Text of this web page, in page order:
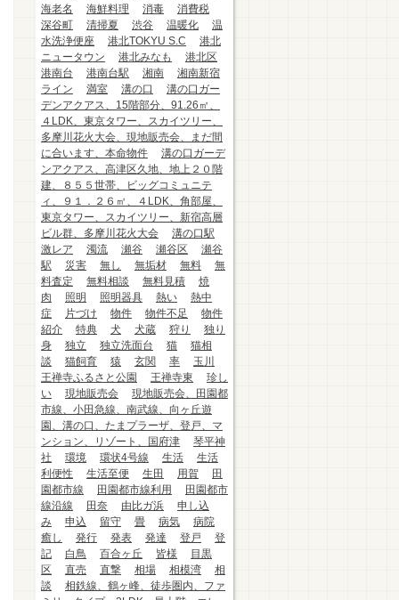
海老名
海鮮料理 消毒
消費税
深谷町
清掃夏 渋谷 温暖化
温
水洗浄便座
港北TOKYU S.C
港北
ニュータウン
港北みなも
港北区
港南台
港南台駅 湘南
湘南新宿
ライン
満室 溝の口
溝の口ガー
デンアクアス、15階部分、91.26㎡、
４LDK、東京タワー、スカイツリー、
多摩川花火大会、現地販売会、まだ間
に合います、本命物件
溝の口ガーデ
ンアクアス、高津区久地、地上２０階
建、８５５世帯、ビッグコミュニテ
ィ、９１．２６㎡、４LDK、角部屋、
東京タワー、スカイツリー、新宿高層
ビル群、多摩川花火大会
溝の口駅
激レア
濁流 瀬谷 瀬谷区
瀬谷
駅
災害 無し 無垢材 無料
無
料査定
無料相談 無料見積
焼
肉
照明 照明器具 熱い
熱中
症
片づけ 物件 物件不足
物件
紹介
特典 犬 犬蔵 狩り
独り
身
独立 独立洗面台 猫
猫相
談
猫飼育 猿 玄関 率
玉川
王禅寺ふるさと公園
王禅寺東
珍し
い
現地販売会
現地販売会、田園都
市線、小田急線、南武線、向ヶ丘遊
園、溝の口、たまプラーザ、登戸、マ
ンション、リゾート、国府津
琴平神
社
環境 環状4号線 生活
生活
利便性
生活至便 生田 用賀
田
園都市線
田園都市線利用
田園都市
線沿線
田奈 由比ガ浜
申し込
み
申込 留守 畳 病気
病院
癒し
発行 発表 発達 登戸
登
記
白鳥 百合ヶ丘 皆様
目黒
区
直売 直撃 相場 相模湾
相
談
相鉄線、鶴ヶ峰、徒歩圏内、ファ